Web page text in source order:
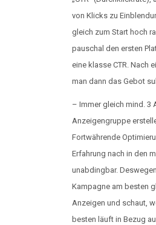
von Klicks zu
gleich zum Start hoch
pauschal den ersten
eine klasse CTR. Nach
man dann das Gebot
– Immer gleich mind. 3
Anzeigengruppe
Fortwährende
Erfahrung nach in den
unabdingbar.
Kampagne am besten
Anzeigen und schaut,
besten läuft in Bezug